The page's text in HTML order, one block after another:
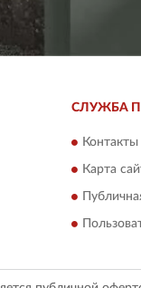
СЛУЖБА
Контакты
Карта